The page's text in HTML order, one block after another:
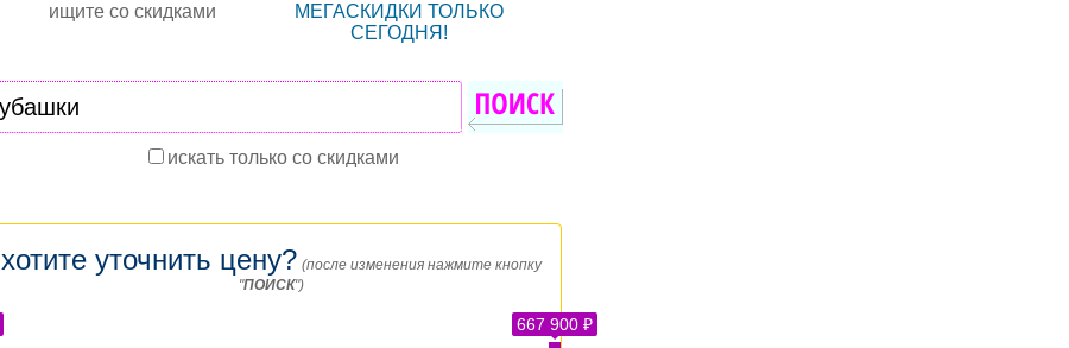
ищите со скидками
МЕГАСКИДКИ ТОЛЬКО
СЕГОДНЯ!
искать только со скидками
хотите уточнить цену? (после изменения нажмите кнопку
"ПОИСК")
667 900 ₽